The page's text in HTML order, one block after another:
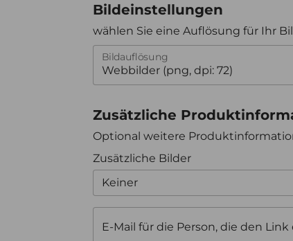
Bildeinstellungen
wählen Sie eine Auflösung für Ihr
Bildauflösung
Zusätzliche
Optional weitere
Zusätzliche Bilder
Keiner
E-Mail für die Person, die den